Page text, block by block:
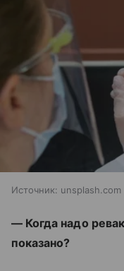
Источник: unsplash.com
— Когда надо
показано?